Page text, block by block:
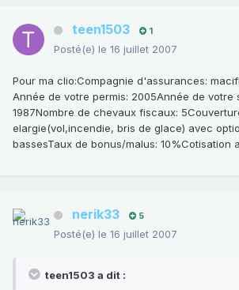
teen1503 1
Posté(e) le 16 juillet 2007
Pour ma clio:Compagnie d'assurances:
Année de votre permis: 2005Année de votre
1987Nombre de chevaux fiscaux:
elargie(vol,incendie, bris de glace) avec
bassesTaux de bonus/malus: 10%Cotisation
nerik33 5
Posté(e) le 16 juillet 2007
teen1503 a dit :